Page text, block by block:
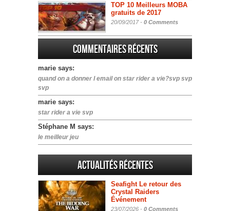
TOP 10 Meilleurs MOBA
gratuits de 2017
20/09/2017 - 0 Comments
Commentaires récents
marie says:
quand on a donner l email on star rider a vie?svp svp
svp
marie says:
star rider a vie svp
Stéphane M says:
le meilleur jeu
Actualités Récentes
Seafight Le retour des
Crystal Raiders
Événement
23/07/2026 - 0 Comments